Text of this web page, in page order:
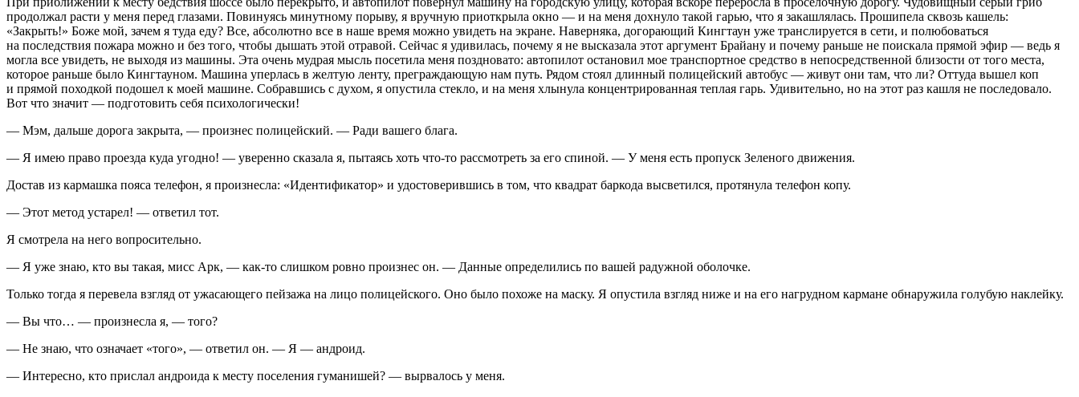
продолжал расти у меня перед глазами. Повинуясь минутному порыву, я вручную приоткрыла окно — и на меня дохнуло такой гарью, что я закашлялась. Прошипела сквозь кашель:
«Закрыть!» Боже мой, зачем я туда еду? Все, абсолютно все в наше время можно увидеть на экране. Наверняка, догорающий Кингтаун уже транслируется в сети, и полюбоваться
на последствия пожара можно и без того, чтобы дышать этой отравой. Сейчас я удивилась, почему я не высказала этот аргумент Брайану и почему раньше не поискала прямой эфир — ведь я
могла все увидеть, не выходя из машины. Эта очень мудрая мысль посетила меня поздновато: автопилот остановил мое транспортное средство в непосредственной близости от того места,
которое раньше было Кингтауном. Машина уперлась в желтую ленту, преграждающую нам путь. Рядом стоял длинный полицейский автобус — живут они там, что ли? Оттуда вышел коп
и прямой походкой подошел к моей машине. Собравшись с духом, я опустила стекло, и на меня хлынула концентрированная теплая гарь. Удивительно, но на этот раз кашля не последовало.
Вот что значит — подготовить себя психологически!
— Мэм, дальше дорога закрыта, — произнес полицейский. — Ради вашего блага.
— Я имею право проезда куда угодно! — уверенно сказала я, пытаясь хоть что-то рассмотреть за его спиной. — У меня есть пропуск Зеленого движения.
Достав из кармашка пояса телефон, я произнесла: «Идентификатор» и удостоверившись в том, что квадрат баркода высветился, протянула телефон копу.
— Этот метод устарел! — ответил тот.
Я смотрела на него вопросительно.
— Я уже знаю, кто вы такая, мисс Арк, — как-то слишком ровно произнес он. — Данные определились по вашей радужной оболочке.
Только тогда я перевела взгляд от ужасающего пейзажа на лицо полицейского. Оно было похоже на маску. Я опустила взгляд ниже и на его нагрудном кармане обнаружила голубую наклейку.
— Вы что… — произнесла я, — того?
— Не знаю, что означает «того», — ответил он. — Я — андроид.
— Интересно, кто прислал андроида к месту поселения гуманишей? — вырвалось у меня.